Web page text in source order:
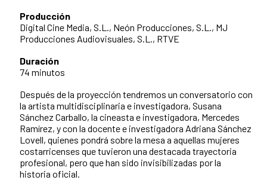
Producción
Digital Cine Media, S.L., Neón Producciones, S.L., MJ
Producciones Audiovisuales, S.L., RTVE
Duración
74 minutos
Después de la proyección tendremos un conversatorio con
la artista multidisciplinaria e investigadora, Susana
Sánchez Carballo, la cineasta e investigadora, Mercedes
Ramírez, y con la docente e investigadora Adriana Sánchez
Lovell, quienes pondrá sobre la mesa a aquellas mujeres
costarricenses que tuvieron una destacada trayectoria
profesional, pero que han sido invisibilizadas por la
historia oficial.